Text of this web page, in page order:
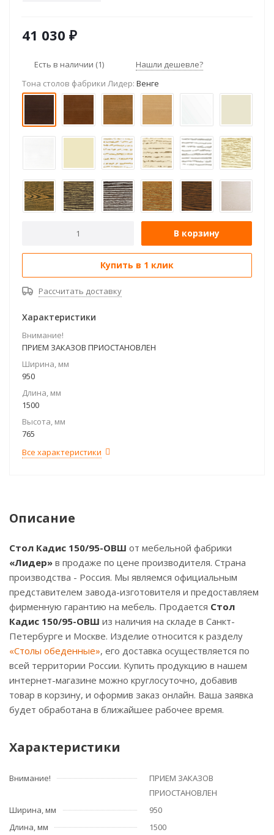
41 030 ₽
Есть в наличии (1)
Нашли дешевле?
Тона столов фабрики Лидер: Венге
В корзину
Купить в 1 клик
Рассчитать доставку
Характеристики
Внимание!
ПРИЕМ ЗАКАЗОВ ПРИОСТАНОВЛЕН
Ширина, мм
950
Длина, мм
1500
Высота, мм
765
Все характеристики
Описание
Стол Кадис 150/95-ОВШ от мебельной фабрики
«Лидер» в продаже по цене производителя. Страна
производства - Россия. Мы являемся официальным
представителем завода-изготовителя и предоставляем
фирменную гарантию на мебель. Продается Стол
Кадис 150/95-ОВШ из наличия на складе в Санкт-
Петербурге и Москве. Изделие относится к разделу
«Столы обеденные», его доставка осуществляется по
всей территории России. Купить продукцию в нашем
интернет-магазине можно круглосуточно, добавив
товар в корзину, и оформив заказ онлайн. Ваша заявка
будет обработана в ближайшее рабочее время.
Характеристики
Внимание!
ПРИЕМ ЗАКАЗОВ
ПРИОСТАНОВЛЕН
Ширина, мм
950
Длина, мм
1500